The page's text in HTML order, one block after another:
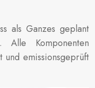
als Ganzes geplant
Alle Komponenten
und emissionsgeprüft